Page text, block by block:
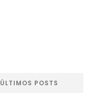
ÚLTIMOS POSTS